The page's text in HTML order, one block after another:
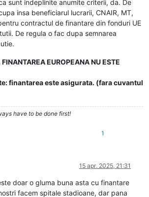
sunt indeplinite anumite criterii, da. De
insa beneficiarul lucrarii, CNAIR, MT,
contractul de finantare din fonduri UE
De regula o fac dupa semnarea
EUROPEANA NU ESTE
finantarea este asigurata. (fara cuvantul
have to be done first!
1
15 apr. 2025, 21:31
doar o gluma buna asta cu finantare
facem spitale stadioane, dar pana